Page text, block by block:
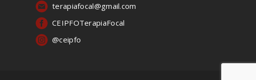
terapiafocal@gmail.com
CEIPFOTerapiaFocal
@ceipfo